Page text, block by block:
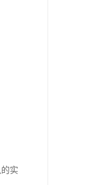
实